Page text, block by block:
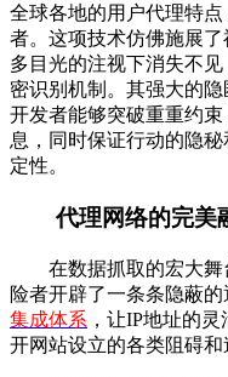
全球各地的用户代理特
者。这项技术仿佛施展
多目光的注视下消失不
密识别机制。其强大的
开发者能够突破重重约
息，同时保证行动的隐
定性。
代理网络的完美
在数据抓取的宏大舞
险者开辟了一条条隐蔽
集成体系 ，让IP地址的
开网站设立的各类阻碍和